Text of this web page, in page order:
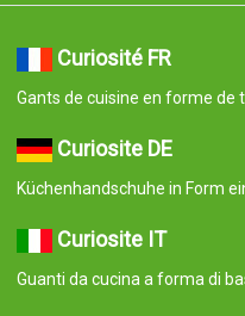
Curiosité FR
Gants de cuisine en forme de
Curiosite DE
Küchenhandschuhe in Form
Curiosite IT
Guanti da cucina a forma di